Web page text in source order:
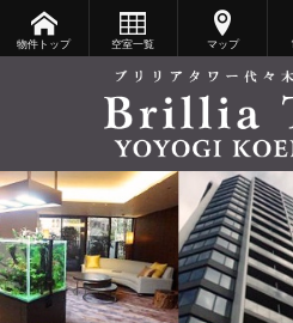
物件トップ 空室一覧 マップ